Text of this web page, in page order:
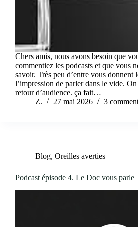
Chers amis, nous avons besoin que
commentiez les podcasts et que vous
savoir. Très peu d’entre vous donnent
l’impression de parler dans le vide. On
retour d’audience. ça fait…
Z.
27 mai 2026 3
Blog, Oreilles averties
Podcast épisode 4. Le Doc vous parle